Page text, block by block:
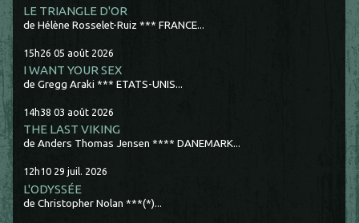
LE TRIANGLE D'OR
de Hélène Rosselet-Ruiz *** FRANCE...
15h26 05 août 2026
I WANT YOUR SEX
de Gregg Araki *** ETATS-UNIS...
14h38 03 août 2026
THE LAST VIKING
de Anders Thomas Jensen **** DANEMARK...
12h10 29 juil. 2026
L'ODYSSÉE
de Christopher Nolan ***(*)...